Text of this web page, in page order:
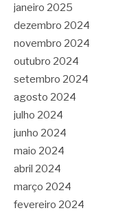
janeiro 2025
dezembro 2024
novembro 2024
outubro 2024
setembro 2024
agosto 2024
julho 2024
junho 2024
maio 2024
abril 2024
março 2024
fevereiro 2024